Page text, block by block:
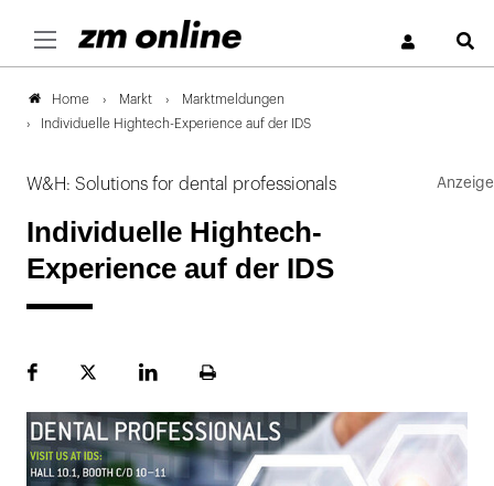
Home Markt
Marktmeldungen
Individuelle Hightech-Experience auf der IDS
W&H: Solutions for dental professionals
Individuelle Hightech-
Experience auf der IDS
FacebookPlattformLinekdInSeite